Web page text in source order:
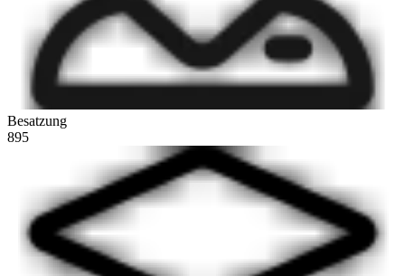
Besatzung
895